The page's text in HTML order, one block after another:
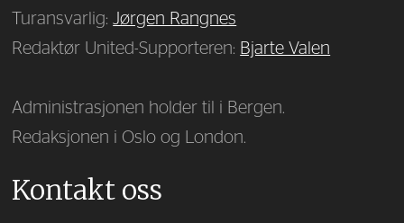
Turansvarlig:Jørgen Rangnes
Redaktør United-Supporteren: Bjarte Valen
Administrasjonen holder til i Bergen.
Redaksjonen i Oslo og London.
Kontakt oss